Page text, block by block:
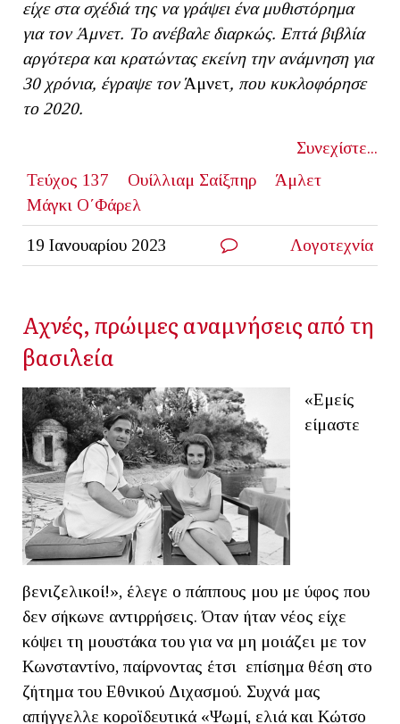
είχε στα σχέδιά της να γράψει ένα μυθιστόρημα
για τον Άμνετ. Το ανέβαλε διαρκώς. Eπτά βιβλία
αργότερα και κρατώντας εκείνη την ανάμνηση για
30 χρόνια, έγραψε τονΆμνετ, που κυκλοφόρησε
το 2020.
Συνεχίστε...
Τεύχος 137
Ουίλλιαμ Σαίξπηρ
Άμλετ
Μάγκι Ο΄Φάρελ
19 Ιανουαρίου 2023 Λογοτεχνία
Αχνές, πρώιμες αναμνήσεις από τη
βασιλεία
«Εμείς
είμαστε
βενιζελικοί!», έλεγε ο πάππους μου με ύφος που
δεν σήκωνε αντιρρήσεις. Όταν ήταν νέος είχε
κόψει τη μουστάκα του για να μη μοιάζει με τον
Κωνσταντίνο, παίρνοντας έτσι επίσημα θέση στο
ζήτημα του Εθνικού Διχασμού. Συχνά μας
απήγγελλε κοροϊδευτικά «Ψωμί, ελιά και Κώτσο